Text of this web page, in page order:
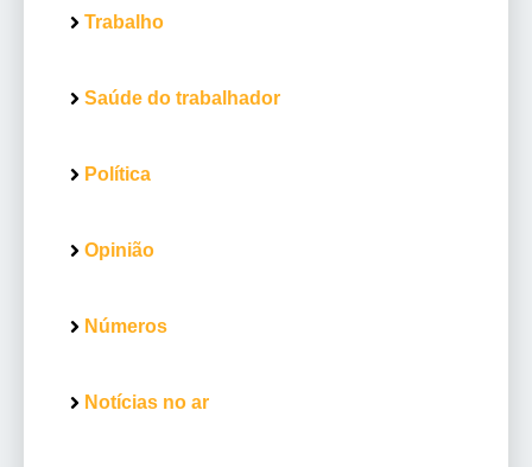
Trabalho
Saúde do trabalhador
Política
Opinião
Números
Notícias no ar